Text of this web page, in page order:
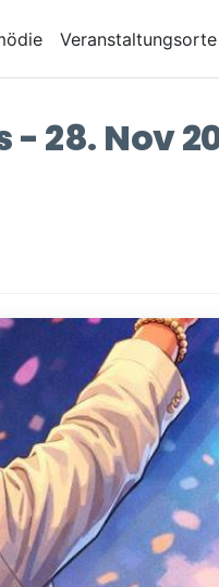
Veranstaltungsorte
28. Nov